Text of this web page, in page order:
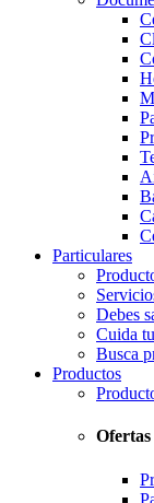
Particulares
Debes
Cuida
Busca
Productos
Ofertas